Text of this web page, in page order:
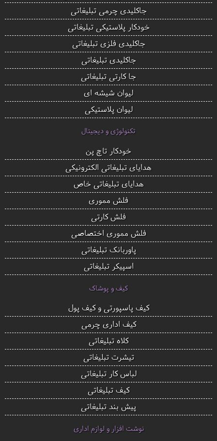
جاکلیدی چرمی تبلیغاتی
خودکار پلاستیکی تبلیغاتی
جاکلیدی فلزی تبلیغاتی
جاکلیدی تبلیغاتی
جا کارتی تبلیغاتی
لیوان شیشه ای
لیوان پلاستیکی
تکنولوژی و دیجیتال
خودکار تاچ پن
هدایای تبلیغاتی الکترونیکی
هدایای تبلیغاتی خاص
فلش مموری
فلش کارتی
فلش مموری اختصاصی
پاوربانک تبلیغاتی
اسپیکر تبلیغاتی
کیف و پوشاک
کیف پاسپورتی و کیف پول
کیف اداری چرمی
کلاه تبلیغاتی
تیشرت تبلیغاتی
لباس کار تبلیغاتی
کیف تبلیغاتی
پیش بند تبلیغاتی
نوشت افزار و لوازم اداری